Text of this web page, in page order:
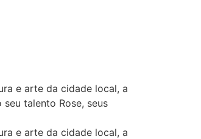
e arte da cidade local, a
talento Rose, seus
e arte da cidade local, a